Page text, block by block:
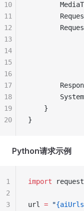
    }
}
10
11
12
13
14
15
16
17
18
19
20
Python请求示例
import
url = "
1
2
3